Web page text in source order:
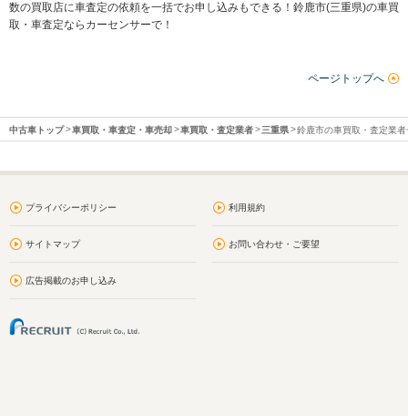
数の買取店に車査定の依頼を一括でお申し込みもできる！鈴鹿市(三重県)の車買
取・車査定ならカーセンサーで！
ページトップへ
中古車トップ 車買取・車査定・車売却 車買取・査定業者 三重県 鈴鹿市の車買取・査定業者
プライバシーポリシー 利用規約
サイトマップ お問い合わせ・ご要望
広告掲載のお申し込み